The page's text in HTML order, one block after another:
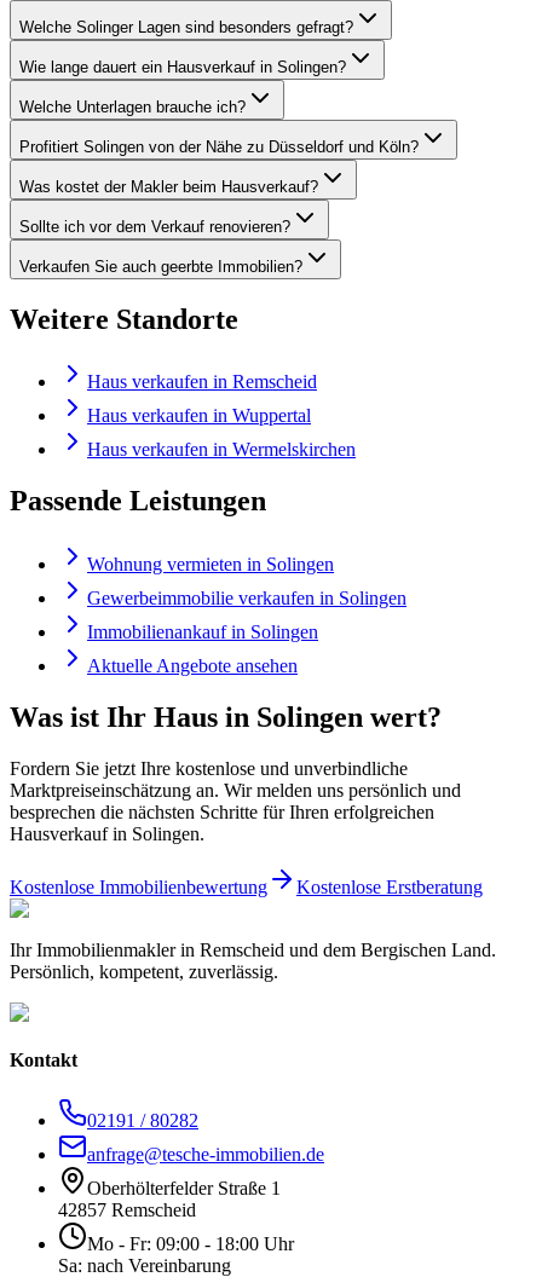
Welche Solinger Lagen sind besonders gefragt?
Wie lange dauert ein Hausverkauf in Solingen?
Welche Unterlagen brauche ich?
Profitiert Solingen von der Nähe zu Düsseldorf und Köln?
Was kostet der Makler beim Hausverkauf?
Sollte ich vor dem Verkauf renovieren?
Verkaufen Sie auch geerbte Immobilien?
Weitere Standorte
Haus verkaufen in Remscheid
Haus verkaufen in Wuppertal
Haus verkaufen in Wermelskirchen
Passende Leistungen
Wohnung vermieten in Solingen
Gewerbeimmobilie verkaufen in Solingen
Immobilienankauf in Solingen
Aktuelle Angebote ansehen
Was ist Ihr Haus in Solingen wert?
Fordern Sie jetzt Ihre kostenlose und unverbindliche
Marktpreiseinschätzung an. Wir melden uns persönlich und
besprechen die nächsten Schritte für Ihren erfolgreichen
Hausverkauf in Solingen.
Kostenlose Immobilienbewertung Kostenlose Erstberatung
Ihr Immobilienmakler in Remscheid und dem Bergischen Land.
Persönlich, kompetent, zuverlässig.
Kontakt
02191 / 80282
anfrage@tesche-immobilien.de
Oberhölterfelder Straße 1
42857 Remscheid
Mo - Fr: 09:00 - 18:00 Uhr
Sa: nach Vereinbarung